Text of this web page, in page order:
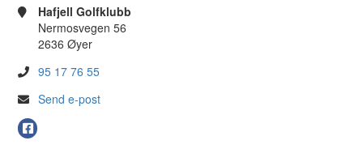
Hafjell Golfklubb
Nermosvegen 56
2636 Øyer
95 17 76 55
Send e-post